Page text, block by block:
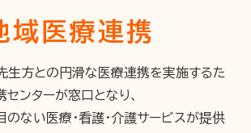
域医療連携
生方との円滑な医療連携を実施するた
ンターが窓口となり、
ない医療・看護・介護サービスが提供